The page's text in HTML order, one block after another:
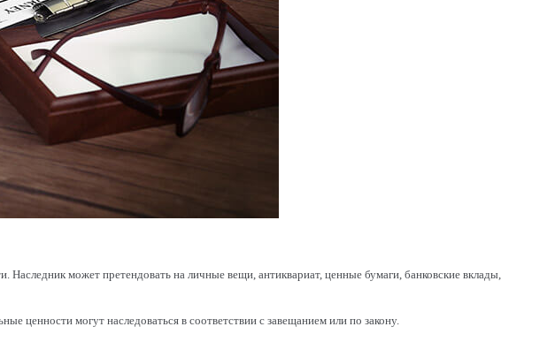
может претендовать на личные вещи, антиквариат, ценные бумаги, банковские вклады,
ценности могут наследоваться в соответствии с завещанием или по закону.